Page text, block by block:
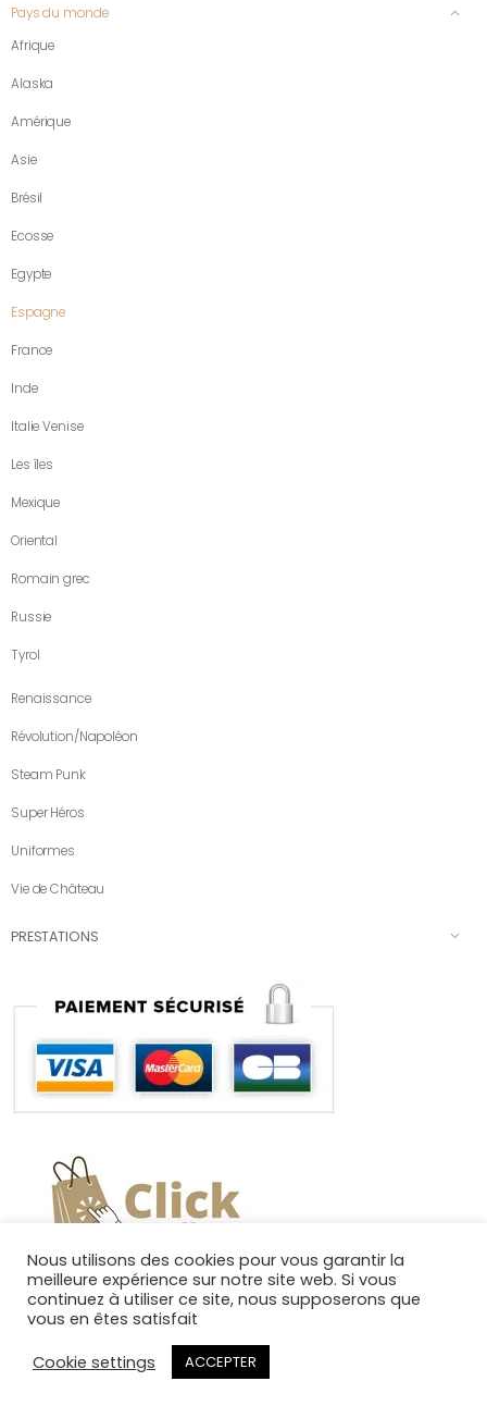
Pays du monde
Afrique
Alaska
Amérique
Asie
Brésil
Ecosse
Egypte
Espagne
France
Inde
Italie Venise
Les îles
Mexique
Oriental
Romain grec
Russie
Tyrol
Renaissance
Révolution/Napoléon
Steam Punk
Super Héros
Uniformes
Vie de Château
PRESTATIONS
Copyright 2025. Tous droits réservés.
Nous utilisons des cookies pour vous garantir la
meilleure expérience sur notre site web. Si vous
continuez à utiliser ce site, nous supposerons que
vous en êtes satisfait
Cookie settings
ACCEPTER